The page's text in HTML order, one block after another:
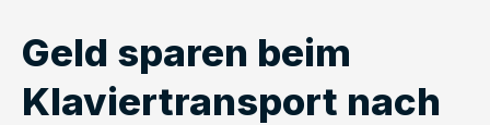
Geld sparen beim
Klaviertransport nach